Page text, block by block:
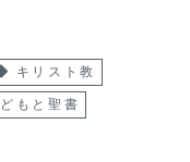
キリスト教
もと聖書